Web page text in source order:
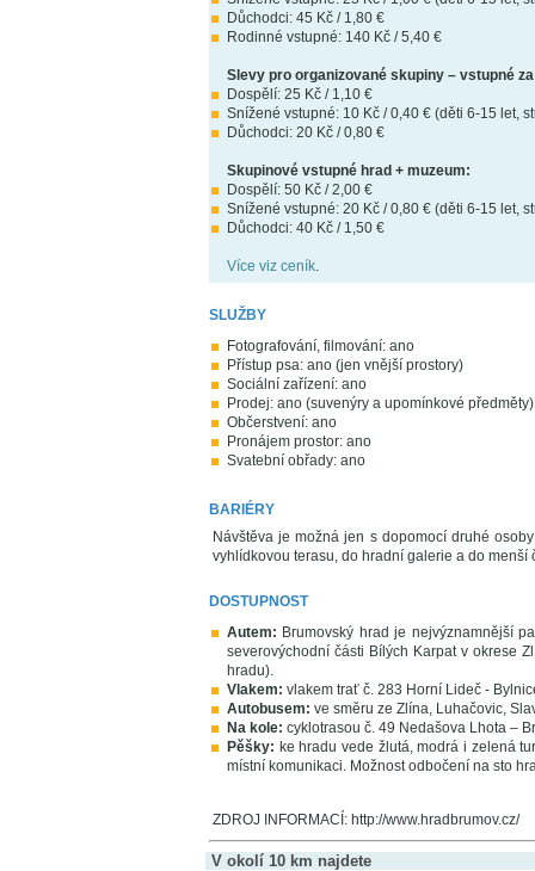
Důchodci: 45 Kč / 1,80 €
Rodinné vstupné: 140 Kč / 5,40 €
Slevy pro organizované skupiny – vstupné
Dospělí: 25 Kč / 1,10 €
Snížené vstupné: 10 Kč / 0,40 € (děti 6-15 let,
Důchodci: 20 Kč / 0,80 €
Skupinové vstupné hrad + muzeum:
Dospělí: 50 Kč / 2,00 €
Snížené vstupné: 20 Kč / 0,80 € (děti 6-15 let,
Důchodci: 40 Kč / 1,50 €
Více viz ceník.
SLUŽBY
Fotografování, filmování: ano
Přístup psa: ano (jen vnější prostory)
Sociální zařízení: ano
Prodej: ano (suvenýry a upomínkové předměty)
Občerstvení: ano
Pronájem prostor: ano
Svatební obřady: ano
BARIÉRY
Návštěva je možná jen s dopomocí druhé
vyhlídkovou terasu, do hradní galerie a do
DOSTUPNOST
Autem: Brumovský hrad je nejvýznamnější
severovýchodní části Bílých Karpat v okrese
hradu).
Vlakem: vlakem trať č. 283 Horní Lideč -
Autobusem: ve směru ze Zlína, Luhačovic,
Na kole: cyklotrasou č. 49 Nedašova Lhota –
Pěšky: ke hradu vede žlutá, modrá i zelená
místní komunikaci. Možnost odbočení na sto
ZDROJ INFORMACÍ: http://www.hradbrumov.cz/
V okolí 10 km najdete